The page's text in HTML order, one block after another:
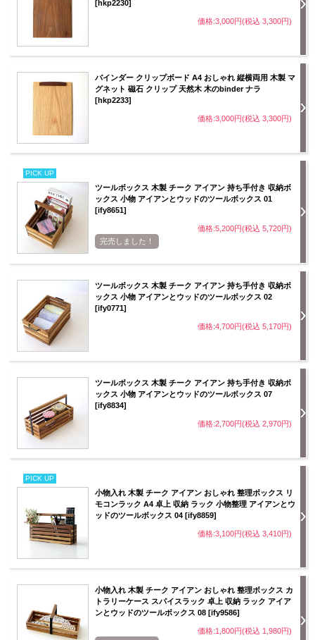
[hkp2230]
価格:3,000円(税込 3,300円)
バインダー クリップボード A4 おしゃれ 縦横両用 木製 マ
グネット 磁石 クリップ 天然木 木のbinder ナラ
[hkp2233]
価格:3,000円(税込 3,300円)
PICK UP
ツールボックス 木製 チーク アイアン 持ち手付き 収納ボ
ックス 小物 アイアンとウッドのツールボックス 01
[ify8651]
価格:5,200円(税込 5,720円)
完売しました！
ツールボックス 木製 チーク アイアン 持ち手付き 収納ボ
ックス 小物 アイアンとウッドのツールボックス 02
[ify0771]
価格:4,700円(税込 5,170円)
ツールボックス 木製 チーク アイアン 持ち手付き 収納ボ
ックス 小物 アイアンとウッドのツールボックス 07
[ify8834]
価格:2,700円(税込 2,970円)
PICK UP
小物入れ 木製 チーク アイアン おしゃれ 整理ボックス リ
モコンラック A4 卓上 収納 ラック 小物整理 アイアンとウ
ッドのツールボックス 04 [ify8859]
価格:3,100円(税込 3,410円)
小物入れ 木製 チーク アイアン おしゃれ 整理ボックス カ
トラリーケース スパイスラック 卓上 収納 ラック アイア
ンとウッドのツールボックス 08 [ify9586]
価格:1,800円(税込 1,980円)